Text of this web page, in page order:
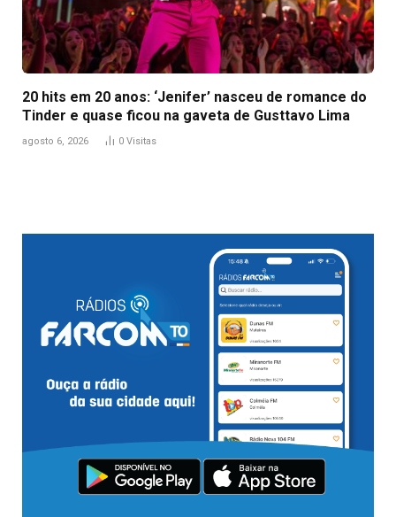
20 hits em 20 anos: ‘Jenifer’ nasceu de romance do
Tinder e quase ficou na gaveta de Gusttavo Lima
agosto 6, 2026 0 Visitas